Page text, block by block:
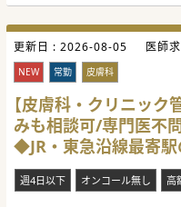
ず、ワークライフバラン
■予約システムや電子カ
診療と患者対応が可能な
■医師とコメディカルス
懇親会も催されており、
【具体的な業務内容】
■若年層の居住も増加中
領域を中心としたプライ
す。
■1時間あたり約7～9名
体制での診療となってお
ポートする体制が整って
更新日 : 2026-08-05 医師
NEW 常勤 皮膚科
【皮膚科・クリニッ
みも相談可/専門医不
◆JR・東急沿線最寄
[東京都大田区]
週4日以下 オンコール無し 高